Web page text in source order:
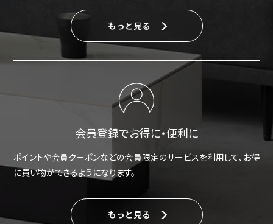
もっと見る
会員登録でお得に・便利に
ポイントや会員クーポンなどの会員限定のサービスを利用して、お得
に買い物ができるようになります。
もっと見る